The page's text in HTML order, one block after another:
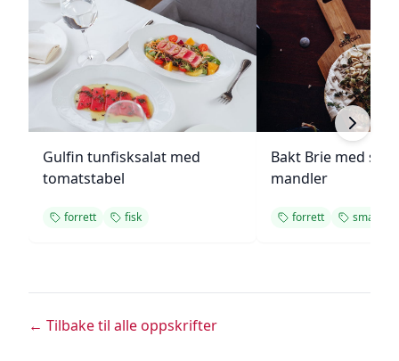
Gulfin tunfisksalat med
tomatstabel
forrett fisk
Bakt Brie med
mandler
forrett smakfull
← Tilbake til alle oppskrifter